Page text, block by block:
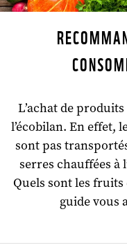
L’achat de
l’écobilan. En effet,
sont pas
serres chauffées à
Quels sont les fruits
guide vous